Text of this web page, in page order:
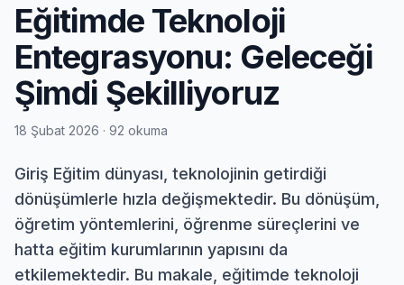
Eğitimde Teknoloji
Entegrasyonu: Geleceği
Şimdi Şekilliyoruz
18 Şubat 2026 · 92 okuma
Giriş Eğitim dünyası, teknolojinin getirdiği
dönüşümlerle hızla değişmektedir. Bu dönüşüm,
öğretim yöntemlerini, öğrenme süreçlerini ve
hatta eğitim kurumlarının yapısını da
etkilemektedir. Bu makale, eğitimde teknoloji